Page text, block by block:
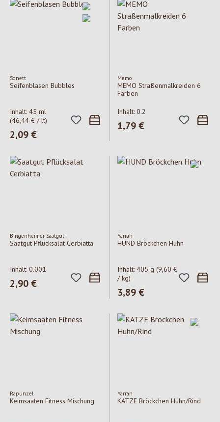
Sonett
Seifenblasen Bubbles
Inhalt: 45 ml
(46,44 € / lt)
Regulärer Preis:
2,09 €
Memo
MEMO Straßenmalkreiden 6
Farben
Inhalt: 0.2
Regulärer Preis:
1,79 €
Bingenheimer Saatgut
Saatgut Pflücksalat Cerbiatta
Inhalt: 0.001
Regulärer Preis:
2,90 €
Yarrah
HUND Bröckchen Huhn
Inhalt: 405 g (9,60 €
/ kg)
Regulärer Preis:
3,89 €
Rapunzel
Keimsaaten Fitness Mischung
Yarrah
KATZE Bröckchen Huhn/Rind